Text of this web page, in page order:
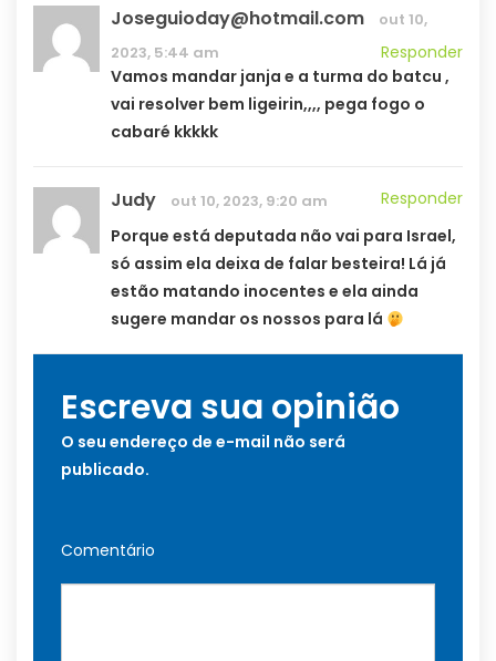
Joseguioday@hotmail.com
out 10,
2023, 5:44 am
Responder
Vamos mandar janja e a turma do batcu ,
vai resolver bem ligeirin,,,, pega fogo o
cabaré kkkkk
Judy out 10, 2023, 9:20 am
Responder
Porque está deputada não vai para Israel,
só assim ela deixa de falar besteira! Lá já
estão matando inocentes e ela ainda
sugere mandar os nossos para lá
Escreva sua opinião
O seu endereço de e-mail não será
publicado.
Comentário